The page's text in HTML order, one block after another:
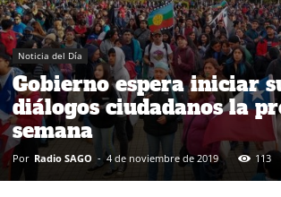
Noticia del Día
Gobierno espera iniciar
diálogos ciudadanos la
semana
Por Radio SAGO - 4 de noviembre de 2019 113